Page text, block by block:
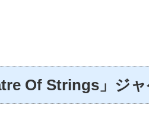
Of Strings」ジ